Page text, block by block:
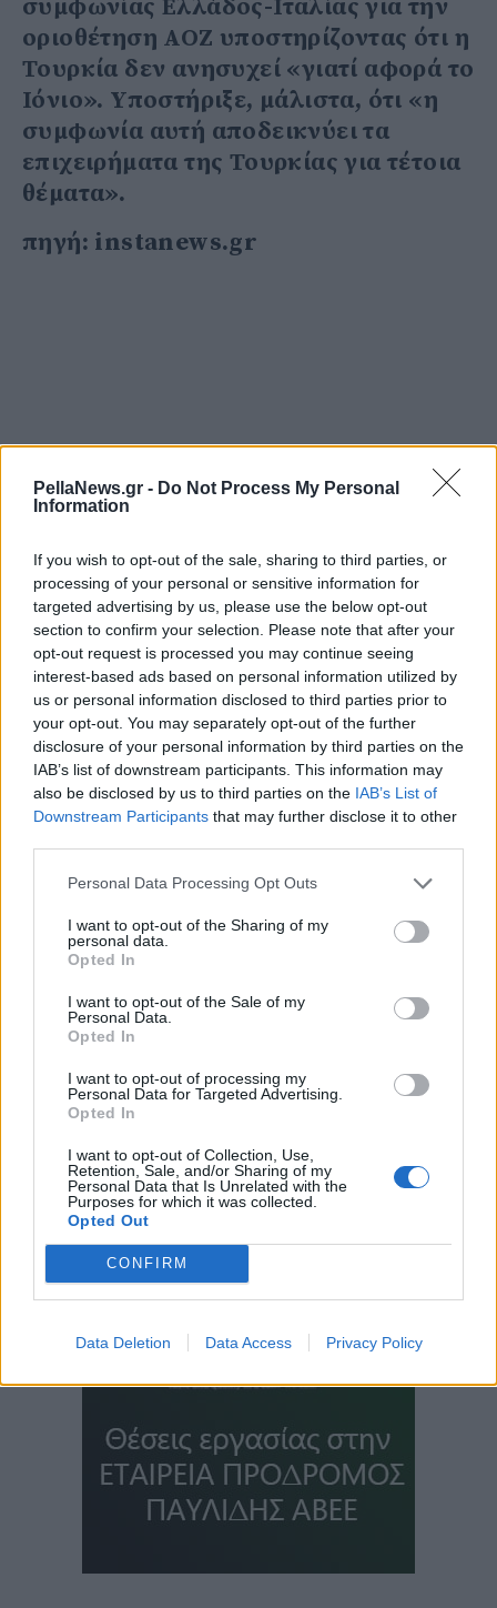
PellaNews.gr - Do Not Process My Personal
Information
If you wish to opt-out of the sale, sharing to third parties, or
processing of your personal or sensitive information for
targeted advertising by us, please use the below opt-out
section to confirm your selection. Please note that after your
opt-out request is processed you may continue seeing
interest-based ads based on personal information utilized by
us or personal information disclosed to third parties prior to
your opt-out. You may separately opt-out of the further
disclosure of your personal information by third parties on the
IAB’s list of downstream participants. This information may
also be disclosed by us to third parties on the IAB’s List of
Downstream Participants that may further disclose it to other
Personal Data Processing Opt Outs
I want to opt-out of the Sharing of my
personal data.
Opted In
I want to opt-out of the Sale of my
Personal Data.
Opted In
I want to opt-out of processing my
Personal Data for Targeted Advertising.
Opted In
I want to opt-out of Collection, Use,
Retention, Sale, and/or Sharing of my
Personal Data that Is Unrelated with the
Purposes for which it was collected.
Opted Out
CONFIRM
Data Deletion Data Access Privacy Policy
συμφωνίας Ελλάδος-Ιταλίας για την
οριοθέτηση ΑΟΖ υποστηρίζοντας ότι η
Τουρκία δεν ανησυχεί «γιατί αφορά το
Ιόνιο». Υποστήριξε, μάλιστα, ότι «η
συμφωνία αυτή αποδεικνύει τα
επιχειρήματα της Τουρκίας για τέτοια
θέματα».
πηγή: instanews.gr